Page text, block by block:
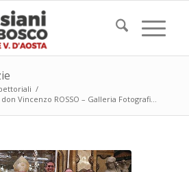
/
Vincenzo ROSSO – Galleria Fotografi...